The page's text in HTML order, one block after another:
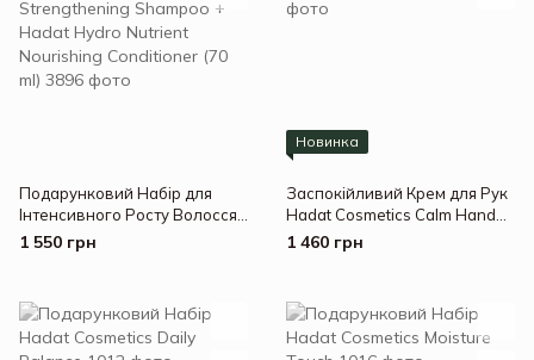
Подарунковий Набір для
Інтенсивного Росту Волосся
Hadat Hydro Root
Strengthening Shampoo +
Nourishing Conditioner (70 ml)
1 550 грн
Новинка
Заспокійливий Крем для Рук
Hadat Cosmetics Calm Hand
Cream (50 ml)
1 460 грн